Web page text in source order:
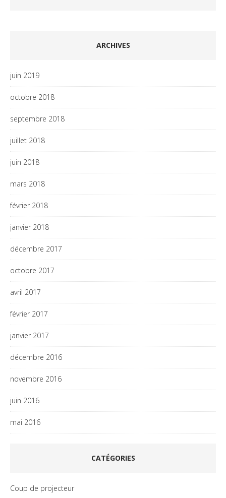
ARCHIVES
juin 2019
octobre 2018
septembre 2018
juillet 2018
juin 2018
mars 2018
février 2018
janvier 2018
décembre 2017
octobre 2017
avril 2017
février 2017
janvier 2017
décembre 2016
novembre 2016
juin 2016
mai 2016
CATÉGORIES
Coup de projecteur